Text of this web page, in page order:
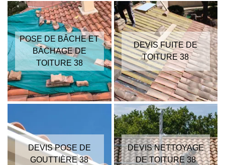
POSE DE BÂCHE ET
BÂCHAGE DE
TOITURE 38
DEVIS FUITE DE
TOITURE 38
DEVIS POSE DE
GOUTTIÈRE 38
DEVIS NETTOYAGE
DE TOITURE 38